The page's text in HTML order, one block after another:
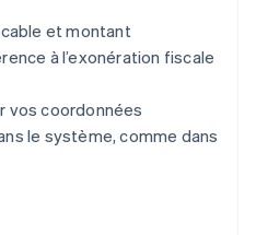
et montant
à l’exonération fiscale
vos coordonnées
le système, comme dans